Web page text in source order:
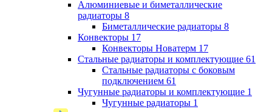
Алюминиевые и биметаллические
радиаторы 8
Биметаллические радиаторы 8
Конвекторы 17
Конвекторы Новатерм 17
Стальные радиаторы и комплектующие 61
Стальные радиаторы с боковым
подключением 61
Чугунные радиаторы и комплектующие 1
Чугунные радиаторы 1